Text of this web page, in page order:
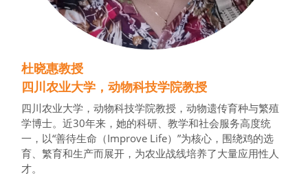
杜晓惠教授
四川农业大学，动物科技学院教授
四川农业大学，动物科技学院教授，动物遗传育种与繁殖
学博士。近30年来，她的科研、教学和社会服务高度统
一，以“善待生命（Improve Life）”为核心，围绕鸡的选
育、繁育和生产而展开，为农业战线培养了大量应用性人
才。